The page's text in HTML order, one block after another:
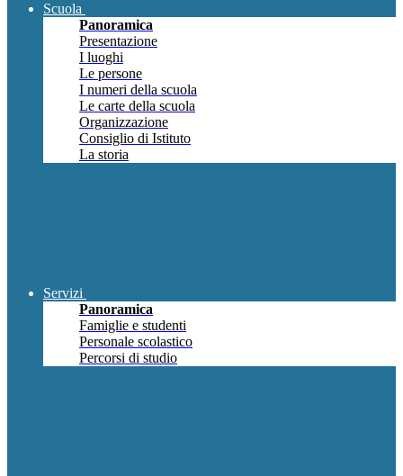
Scuola
Panoramica
Presentazione
I luoghi
Le persone
I numeri della scuola
Le carte della scuola
Organizzazione
Consiglio di Istituto
La storia
Servizi
Panoramica
Famiglie e studenti
Personale scolastico
Percorsi di studio